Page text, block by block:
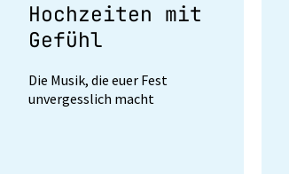
Hochzeiten mit
Gefühl
Die Musik, die euer Fest
unvergesslich macht